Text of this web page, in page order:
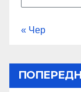
« Чер